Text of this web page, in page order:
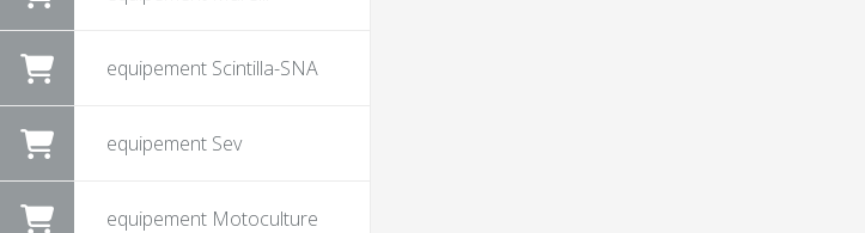
equipement Scintilla-SNA
equipement Sev
equipement Motoculture